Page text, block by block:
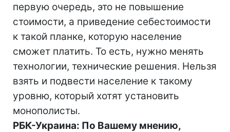
первую очередь, это не повышение
стоимости, а приведение себестоимости
к такой планке, которую население
сможет платить. То есть, нужно менять
технологии, технические решения. Нельзя
взять и подвести население к такому
уровню, который хотят установить
монополисты.
РБК-Украина: По Вашему мнению,